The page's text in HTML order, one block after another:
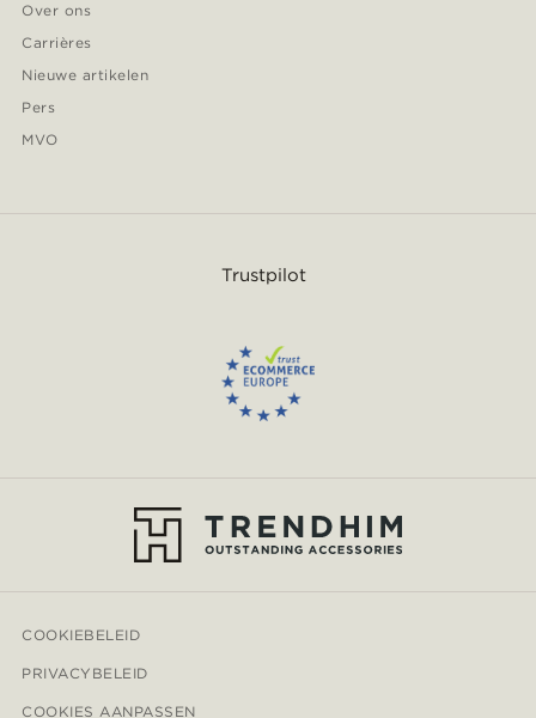
Over ons
Carrières
Nieuwe artikelen
Pers
MVO
Trustpilot
COOKIEBELEID
PRIVACYBELEID
COOKIES AANPASSEN